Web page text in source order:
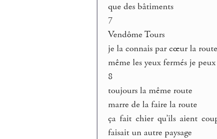
que des bâtiments
7
Vendôme Tours
je la connais par cœur la
même les yeux fermés je
8
toujours la même route
marre de la faire la route
ça fait chier qu’ils aient
faisait un autre paysage